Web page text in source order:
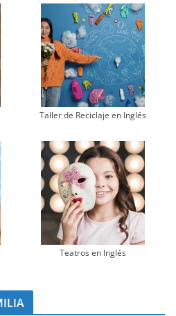
Taller de Reciclaje en Inglés
Teatros en Inglés